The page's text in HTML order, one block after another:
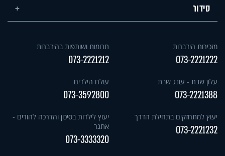
סידור
מזכירות הידברות
073-2221222
תרומות ושותפות בהידברות
073-2221212
עלון שבת - עונג שבת
073-2221388
עולם הילדים
073-3592800
יעוץ למתחזקים בתחילת הדרך
073-2221232
יעוץ לילדות בסיכון והדרכה להורים -
אתגר
073-3333320